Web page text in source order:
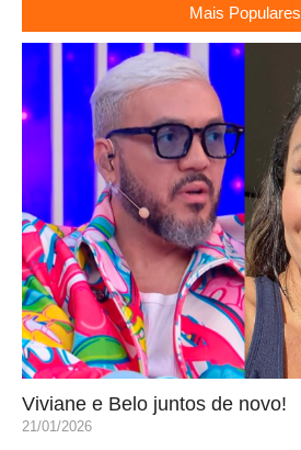
Mais Populares
Viviane e Belo juntos de novo!
21/01/2026